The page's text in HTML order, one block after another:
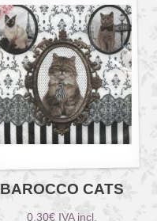
BAROCCO CATS
0,30€ IVA incl.